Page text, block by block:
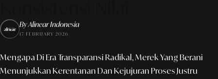
By Alinear Indonesia
17 FEBRUARY 2026
Mengapa Di Era Transparansi Radikal, Merek Yang Berani
Menunjukkan Kerentanan Dan Kejujuran Proses Justru